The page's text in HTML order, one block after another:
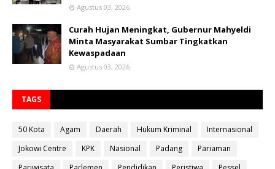
Agustus 03, 2026
Curah Hujan Meningkat, Gubernur Mahyeldi
Minta Masyarakat Sumbar Tingkatkan
Kewaspadaan
Agustus 03, 2026
TAGS
50 Kota Agam Daerah Hukum Kriminal
Internasional
Jokowi Centre
KPK Nasional Padang
Pariaman